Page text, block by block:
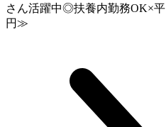
さん活躍中◎扶養内勤務OK×
円≫